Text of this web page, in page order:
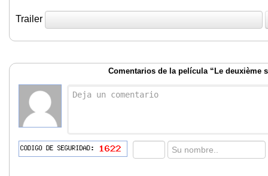
Trailer
Comentarios de la película “Le deuxième